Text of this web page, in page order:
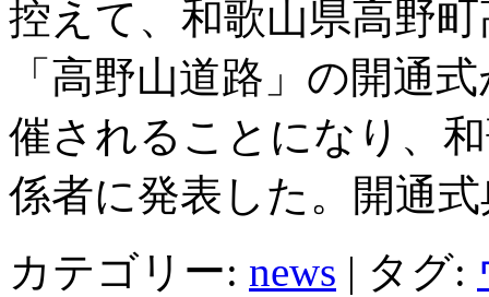
控えて、和歌山県高野
「高野山道路」の開通
催されることになり、
係者に発表した。開通
カテゴリー: news | タグ: